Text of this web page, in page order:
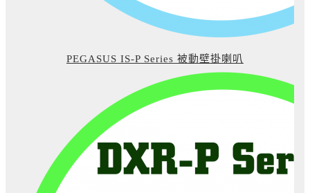
PEGASUS IS-P Series 被動壁掛喇叭